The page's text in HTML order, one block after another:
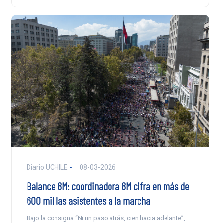
Diario UCHILE 08-03-2026
Balance 8M: coordinadora 8M cifra en más de
600 mil las asistentes a la marcha
Bajo la consigna “Ni un paso atrás, cien hacia adelante”,